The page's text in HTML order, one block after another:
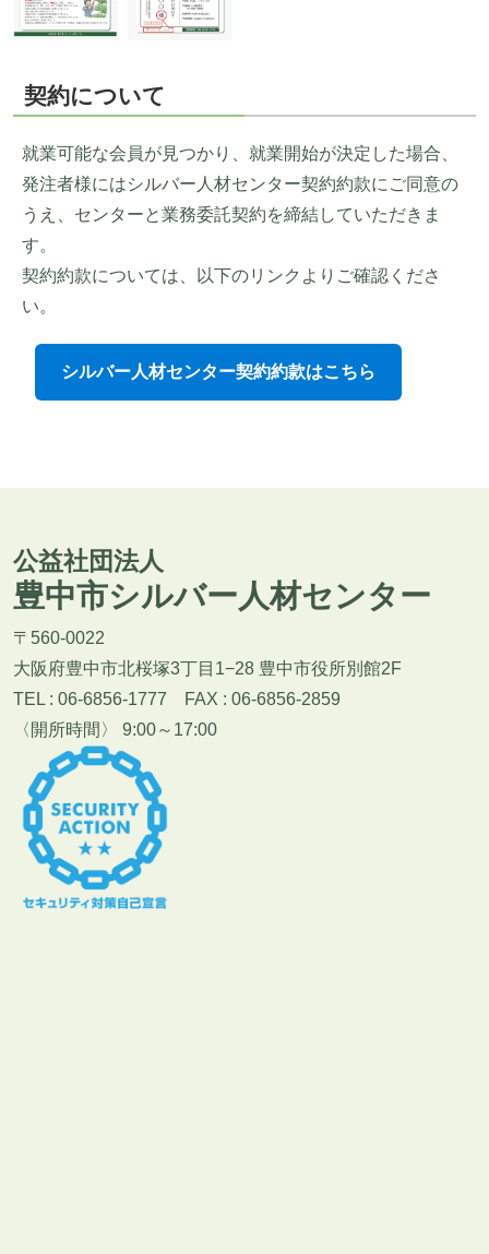
契約について
就業可能な会員が見つかり、就業開始が決定した場合、
発注者様にはシルバー人材センター契約約款にご同意の
うえ、センターと業務委託契約を締結していただきま
す。
契約約款については、以下のリンクよりご確認くださ
い。
シルバー人材センター契約約款はこちら
公益社団法人
豊中市シルバー人材センター
〒560-0022
大阪府豊中市北桜塚3丁目1−28 豊中市役所別館2F
TEL : 06-6856-1777 FAX : 06-6856-2859
〈開所時間〉 9:00～17:00